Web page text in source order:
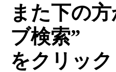
また下の
ブ検索”
をクリッ